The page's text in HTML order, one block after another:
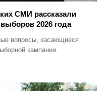
СМИ рассказали
2026 года
вопросы, касающиеся
кампании.